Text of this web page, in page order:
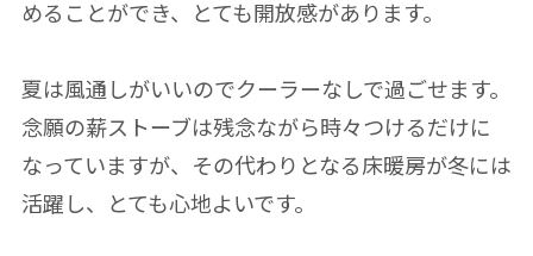
めることができ、とても開放感があります。
夏は風通しがいいのでクーラーなしで過ごせます。
念願の薪ストーブは残念ながら時々つけるだけに
なっていますが、その代わりとなる床暖房が冬には
活躍し、とても心地よいです。